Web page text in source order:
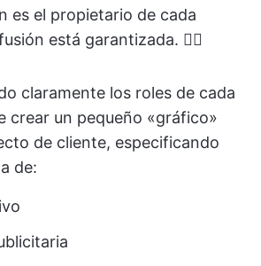
es el propietario de cada
está garantizada. 😵‍💫
claramente los roles de cada
crear un pequeño «gráfico»
de cliente, especificando
de: